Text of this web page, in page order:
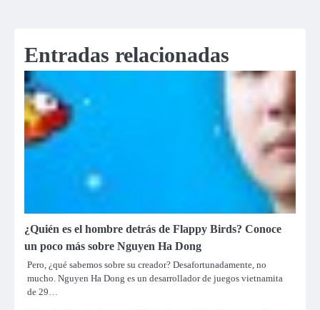
Entradas relacionadas
¿Quién es el hombre detrás de Flappy Birds? Conoce
un poco más sobre Nguyen Ha Dong
Pero, ¿qué sabemos sobre su creador? Desafortunadamente, no
mucho. Nguyen Ha Dong es un desarrollador de juegos vietnamita
de 29…